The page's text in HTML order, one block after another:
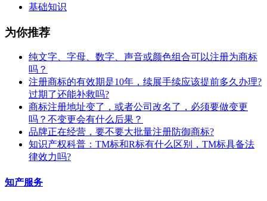
基础知识
为你推荐
纯文字、字母、数字、声音或颜色组合可以注册为商标
吗？
注册商标的有效期是10年，续展手续应该提前多久办理?
过期了还能补救吗?
商标注册地址变了，或者公司改名了，必须要做变更
吗？不变更会有什么后果？
​品牌正在经营，要不要大批量注册防御商标?
知识产权科普：TM标和R标有什么区别，TM标具备法
律效力吗?
知产服务